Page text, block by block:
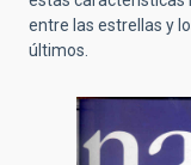
entre las estrellas y
últimos.